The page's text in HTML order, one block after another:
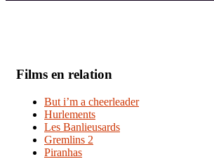
Films en relation
But i’m a cheerleader
Hurlements
Les Banlieusards
Gremlins 2
Piranhas